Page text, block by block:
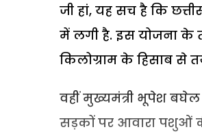
जी हां, यह सच है कि
में लगी है. इस योजना के
किलोग्राम के हिसाब से
वहीं मुख्यमंत्री भूपेश
सड़कों पर आवारा पशुओं